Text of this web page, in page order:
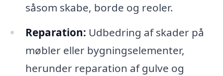
såsom skabe, borde og reoler.
Reparation: Udbedring af skader på
møbler eller bygningselementer,
herunder reparation af gulve og